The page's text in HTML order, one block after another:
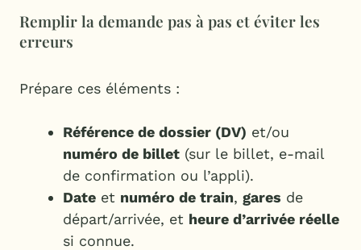
Remplir la demande pas à pas et éviter les
erreurs
Prépare ces éléments :
Référence de dossier (DV) et/ou
numéro de billet (sur le billet, e-mail
de confirmation ou l’appli).
Date et numéro de train, gares de
départ/arrivée, et heure d’arrivée réelle
si connue.